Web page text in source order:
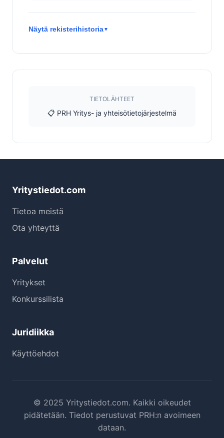
Näytä rekisterihistoria▼
TIETOLÄHTEET
📋 PRH Yritys- ja yhteisötietojärjestelmä
Yritystiedot.com
Tietoa meistä
Ota yhteyttä
Palvelut
Yritykset
Konkurssilista
Juridiikka
Käyttöehdot
© 2025 Yritystiedot.com. Kaikki oikeudet
pidätetään. Tiedot perustuvat PRH:n avoimeen
dataan.